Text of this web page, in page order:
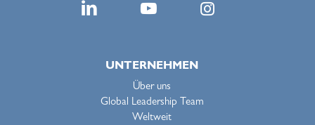
UNTERNEHMEN
Über uns
Global Leadership Team
Weltweit